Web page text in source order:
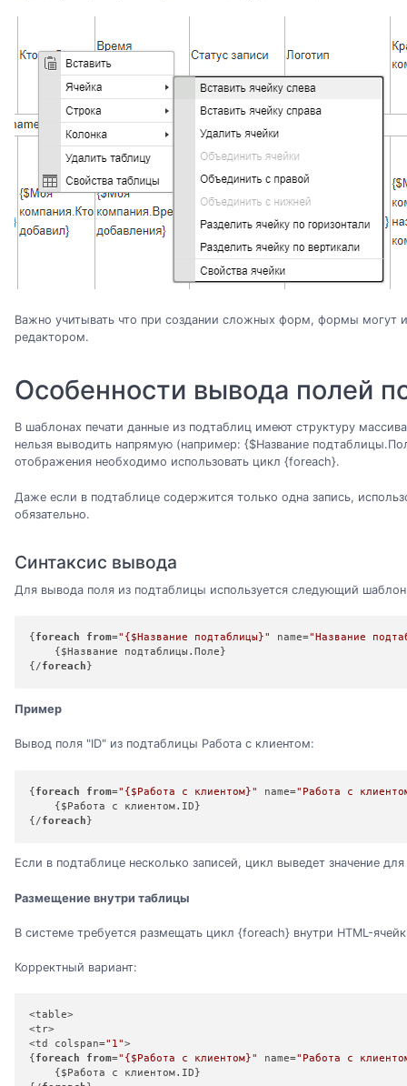
Важно учитывать что при создании сложных форм, формы могут
редактором.
Особенности вывода полей
В шаблонах печати данные из подтаблиц имеют структуру
нельзя выводить напрямую (например: {$Название
отображения необходимо использовать цикл {foreach}.
Даже если в подтаблице содержится только одна запись,
обязательно.
Синтаксис вывода
Для вывода поля из подтаблицы используется следующий
{ foreach from=" {$Название подтаблицы}" name="Название
    {$Название подтаблицы.Поле}
{/foreach }
Пример
Вывод поля "ID" из подтаблицы Работа с клиентом:
{foreach from=" {$Работа с клиентом}" name="Работа с
    {$Работа с клиентом.ID}
{/foreach}
Если в подтаблице несколько записей, цикл выведет значение
Размещение внутри таблицы
В системе требуется размещать цикл {foreach} внутри HTML-
Корректный вариант:
<table>
<tr>
<td colspan="1">
{ foreach from=" {$Работа с клиентом}" name="Работа с
    {$Работа с клиентом.ID}